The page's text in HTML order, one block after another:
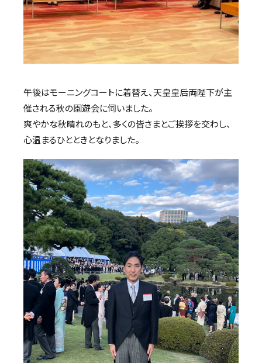
午後はモーニングコートに着替え、天皇皇后両陛下が主
催される秋の園遊会に伺いました。
爽やかな秋晴れのもと、多くの皆さまとご挨拶を交わし、
心温まるひとときとなりました。